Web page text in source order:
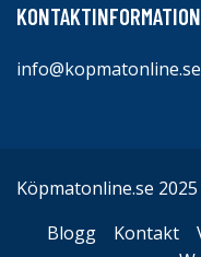
KONTAKTINFORMATION
info@kopmatonline.se
Köpmatonline.se 2025
Blogg
Kontakt